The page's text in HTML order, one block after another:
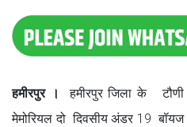
हमीरपुर ।
हमीरपुर जिला के टौणी
मेमोरियल दो दिवसीय अंडर 19 बॉयज